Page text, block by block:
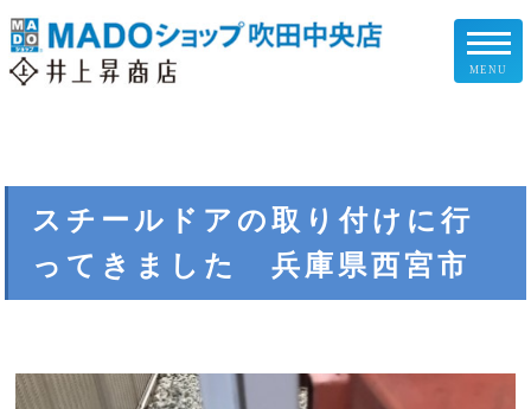
お客様の声
施工事例
企業情報
MENU
スチールドアの取り付けに行
ってきました 兵庫県西宮市